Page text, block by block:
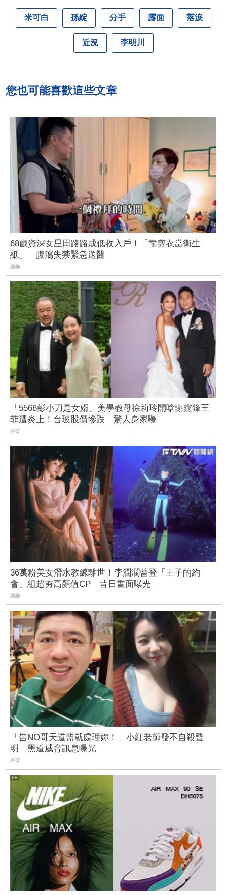
米可白 孫綻 分手 露面 落淚
近況 李明川
您也可能喜歡這些文章
68歲資深女星田路路成低收入戶！「靠剪衣當衛生
紙」 腹瀉失禁緊急送醫
娛樂
「5566彭小刀是女婿」美學教母徐莉玲開嗆謝霆鋒王
菲遭炎上！台玻股價慘跌 驚人身家曝
娛樂
36萬粉美女潛水教練離世！李潤潤曾登「王子的約
會」組超夯高顏值CP 昔日畫面曝光
娛樂
「告NO哥天道盟就處理妳！」小紅老師發不自殺聲
明 黑道威脅訊息曝光
娛樂